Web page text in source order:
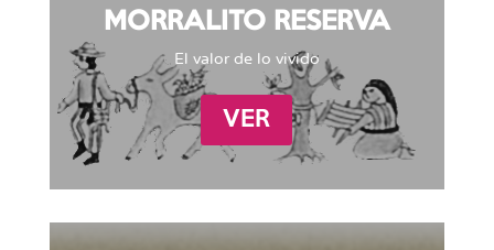
MORRALITO RESERVA
El valor de lo vivido
VER